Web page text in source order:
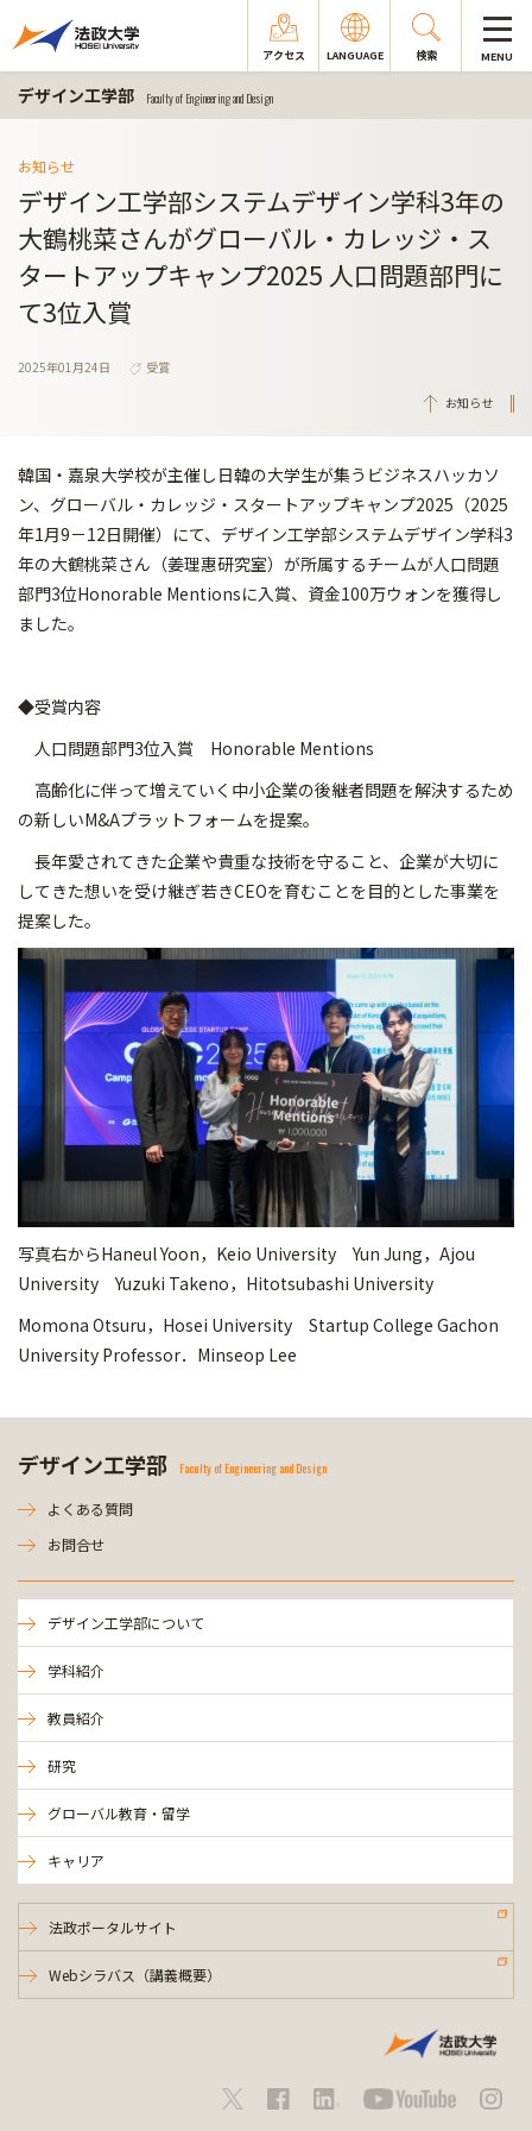
アクセス LANGUAGE 検索 MENU
デザイン工学部 Faculty of Engineering and Design
お知らせ
デザイン工学部システムデザイン学科3年の
大鶴桃菜さんがグローバル・カレッジ・ス
タートアップキャンプ2025 人口問題部門に
て3位入賞
2025年01月24日
受賞
お知らせ
韓国・嘉泉大学校が主催し日韓の大学生が集うビジネスハッカソ
ン、グローバル・カレッジ・スタートアップキャンプ2025（2025
年1月9－12日開催）にて、デザイン工学部システムデザイン学科3
年の大鶴桃菜さん（姜理惠研究室）が所属するチームが人口問題
部門3位Honorable Mentionsに入賞、資金100万ウォンを獲得し
ました。
◆受賞内容
人口問題部門3位入賞 Honorable Mentions
高齢化に伴って増えていく中小企業の後継者問題を解決するため
の新しいM&Aプラットフォームを提案。
長年愛されてきた企業や貴重な技術を守ること、企業が大切に
してきた想いを受け継ぎ若きCEOを育むことを目的とした事業を
提案した。
写真右からHaneul Yoon，Keio University Yun Jung，Ajou
University Yuzuki Takeno，Hitotsubashi University
Momona Otsuru，Hosei University Startup College Gachon
University Professor．Minseop Lee
デザイン工学部 Faculty of Engineering and Design
よくある質問
お問合せ
デザイン工学部について
学科紹介
教員紹介
研究
グローバル教育・留学
キャリア
法政ポータルサイト
Webシラバス（講義概要）